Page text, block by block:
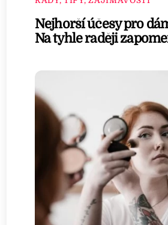
Nejhorší účesy pro
Na tyhle raději